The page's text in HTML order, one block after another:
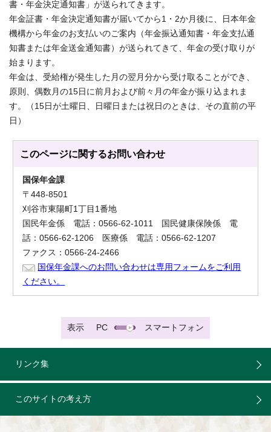
書・年金決定通知書」が送られてきます。
年金証書・年金決定通知書が届いてから1・2か月後に、日本年金
機構から年金のお支払いのご案内（年金振込通知書・年金支払通
知書または年金送金通知書）が送られてきて、年金の受け取りが
始まります。
年金は、受給権が発生した月の翌月分から受け取ることができ、
原則、偶数月の15日に前月および前々月の年金が振り込まれま
す。（15日が土曜日、日曜日または祝日のときは、その直前の平
日）
このページに関するお問い合わせ
国保年金課
〒448-8501
刈谷市東陽町1丁目1番地
国民年金係 電話：0566-62-1011 国民健康保険係 電
話：0566-62-1206 医療係 電話：0566-62-1207
ファクス：0566-24-2466
国保年金課へのお問い合わせは専用フォームをご利用
ください。
表示 PC スマートフォン
リンク集
このサイトの考え方